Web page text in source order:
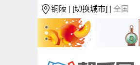
铜陵 | [切换城市] |全国